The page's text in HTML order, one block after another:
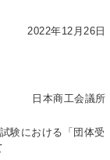
2022年12月26日
日本商工会議所
験における「団体受